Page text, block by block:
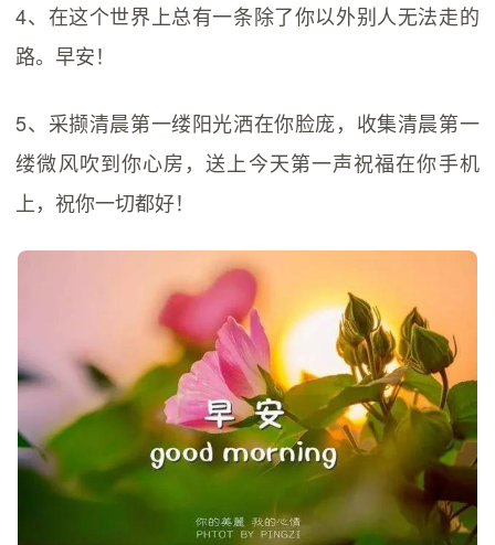
4、在这个世界上总有一条除了你以外别人无法走的
路。早安！
5、采撷清晨第一缕阳光洒在你脸庞，收集清晨第一
缕微风吹到你心房，送上今天第一声祝福在你手机
上，祝你一切都好！